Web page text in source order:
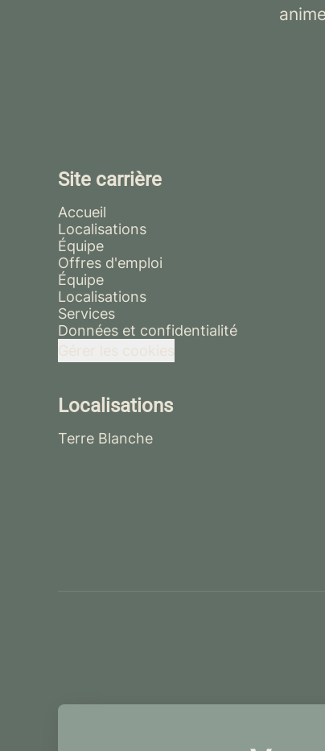
Site carrière
Accueil
Localisations
Équipe
Offres d'emploi
Équipe
Localisations
Services
Données et confidentialité
Gérer les cookies
Localisations
Terre Blanche